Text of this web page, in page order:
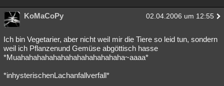
KoMaCoPy 02.04.2006 um 12:55
Ich bin Vegetarier, aber nicht weil mir die Tiere so leid tun, sondern
weil ich Pflanzenund Gemüse abgöttisch hasse
*Muahahahahahahahahahahahahaha~aaaa*
*inhysterischenLachanfallverfall*